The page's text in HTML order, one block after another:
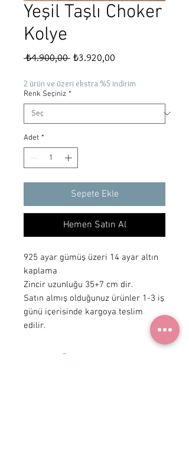
Yeşil Taşlı Choker
Kolye
₺4.900,00 Normal
₺3.920,00
2 ürün ve üzeri ekstra %5 indirim
Renk Seçiniz *
Adet *
Sepete Ekle
Hemen Satın Al
925 ayar gümüş üzeri 14 ayar altın
kaplama
Zincir uzunluğu 35+7 cm dir.
Satın almış olduğunuz ürünler 1-3 iş
günü içerisinde kargoya teslim
edilir.